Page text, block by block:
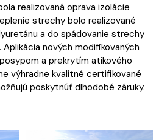
realizovaná oprava izolácie
strechy bolo realizované
a do spádovanie strechy
nových modifikovaných
a prekrytím atikového
výhradne kvalitné certifikované
poskytnúť dlhodobé záruky.